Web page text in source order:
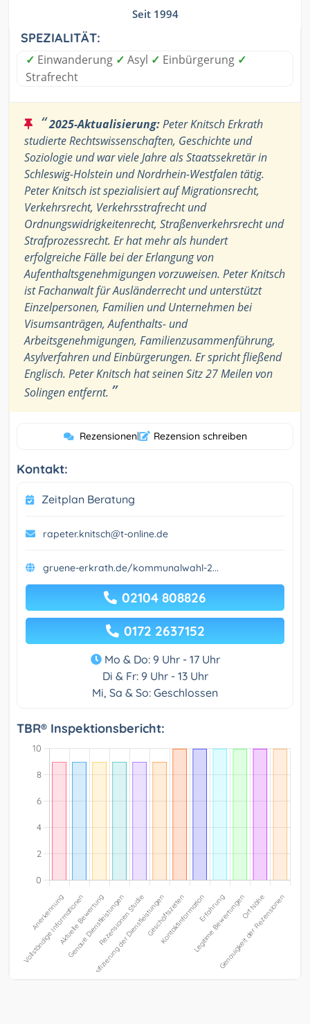
Seit 1994
SPEZIALITÄT:
✓ Einwanderung ✓ Asyl ✓ Einbürgerung ✓
Strafrecht
“2025-Aktualisierung:Peter Knitsch Erkrath
studierte Rechtswissenschaften, Geschichte und
Soziologie und war viele Jahre als Staatssekretär in
Schleswig-Holstein und Nordrhein-Westfalen tätig.
Peter Knitsch ist spezialisiert auf Migrationsrecht,
Verkehrsrecht, Verkehrsstrafrecht und
Ordnungswidrigkeitenrecht, Straßenverkehrsrecht und
Strafprozessrecht. Er hat mehr als hundert
erfolgreiche Fälle bei der Erlangung von
Aufenthaltsgenehmigungen vorzuweisen. Peter Knitsch
ist Fachanwalt für Ausländerrecht und unterstützt
Einzelpersonen, Familien und Unternehmen bei
Visumsanträgen, Aufenthalts- und
Arbeitsgenehmigungen, Familienzusammenführung,
Asylverfahren und Einbürgerungen. Er spricht fließend
Englisch. Peter Knitsch hat seinen Sitz 27 Meilen von
Solingen entfernt. ”
Rezensionen| Rezension schreiben
Kontakt:
Zeitplan Beratung
rapeter.knitsch@t-online.de
gruene-erkrath.de/kommunalwahl-2...
02104 808826
0172 2637152
Mo & Do: 9 Uhr - 17 Uhr
Di & Fr: 9 Uhr - 13 Uhr
Mi, Sa & So: Geschlossen
TBR® Inspektionsbericht: